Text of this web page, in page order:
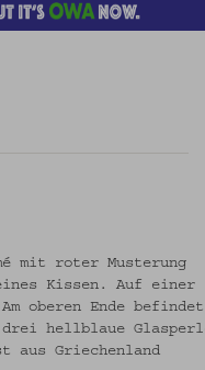
mit roter Musterung
Kissen. Auf einer
oberen Ende befindet
hellblaue
aus Griechenland